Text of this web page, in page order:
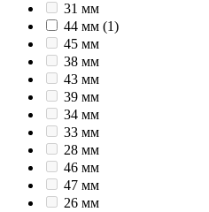
31 мм
44 мм (1)
45 мм
38 мм
43 мм
39 мм
34 мм
33 мм
28 мм
46 мм
47 мм
26 мм